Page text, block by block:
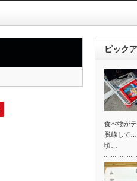
ピック
食べ物が
脱線して
頃…